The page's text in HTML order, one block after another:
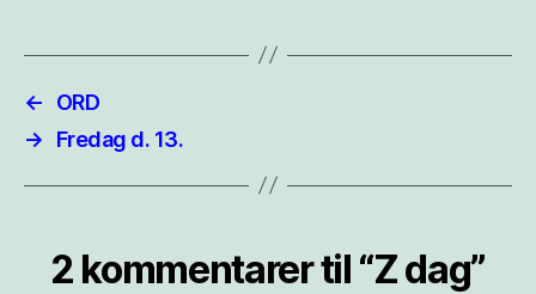
←
ORD
→
Fredag d. 13.
2 kommentarer til “Z dag”